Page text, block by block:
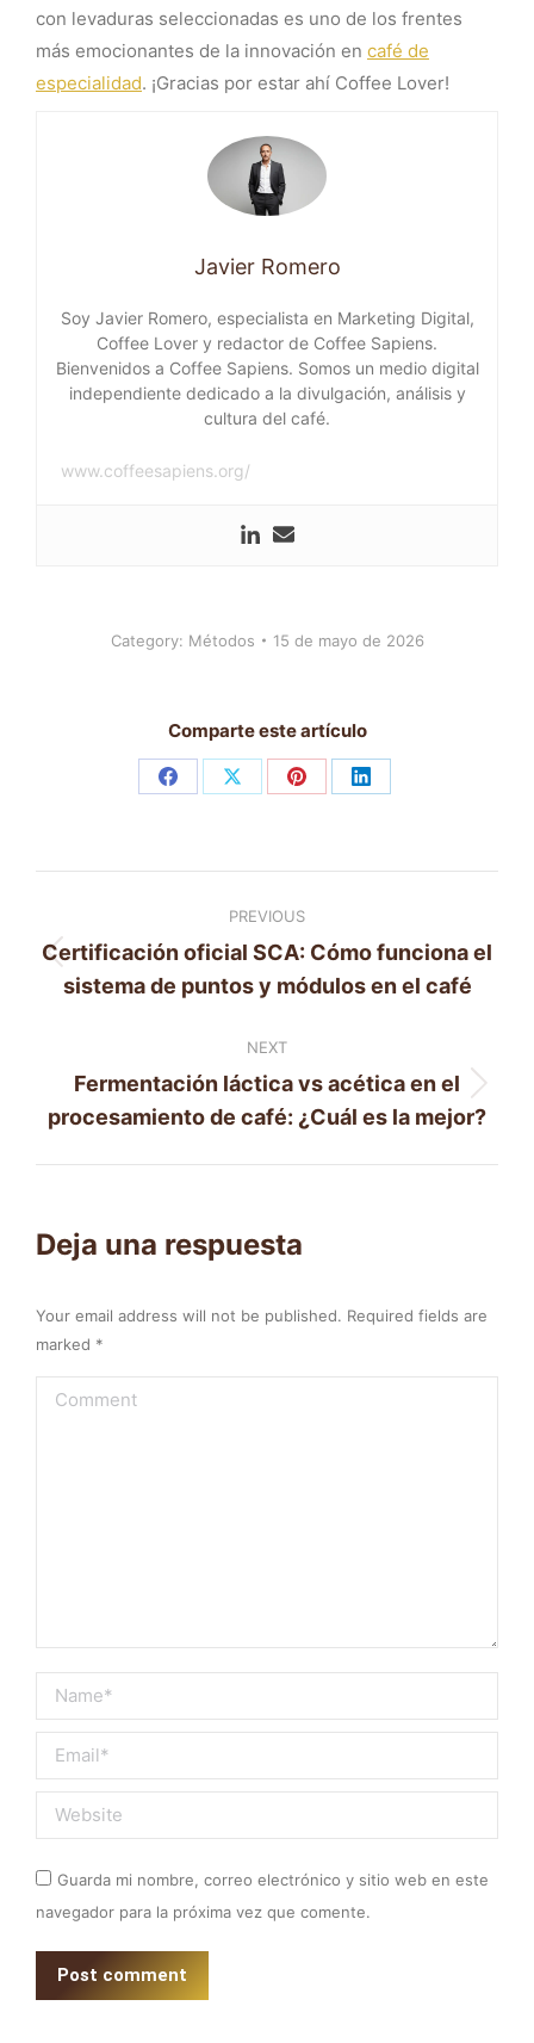
con levaduras seleccionadas es uno de los frentes
más emocionantes de la innovación en café de
especialidad. ¡Gracias por estar ahí Coffee Lover!
Javier Romero
Soy Javier Romero, especialista en Marketing Digital,
Coffee Lover y redactor de Coffee Sapiens.
Bienvenidos a Coffee Sapiens. Somos un medio digital
independiente dedicado a la divulgación, análisis y
cultura del café.
www.coffeesapiens.org/
Category: Métodos 15 de mayo de 2026
Comparte este artículo
Share Share Share Share
navigation
PREVIOUS
Previous
post:
Certificación oficial SCA: Cómo funciona el
sistema de puntos y módulos en el café
NEXT
Next
post:
Fermentación láctica vs acética en el
procesamiento de café: ¿Cuál es la mejor?
Deja una respuesta
Your email address will not be published. Required fields are
marked *
Comment
Name *
Email *
Website
Guarda mi nombre, correo electrónico y sitio web en este
navegador para la próxima vez que comente.
Post comment